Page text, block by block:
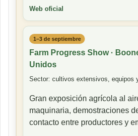
Web oficial
1–3 de septiembre
Farm Progress Show ·
Unidos
Sector: cultivos extensivos, equipos
Gran exposición agrícola al
maquinaria, demostraciones
contacto entre productores y